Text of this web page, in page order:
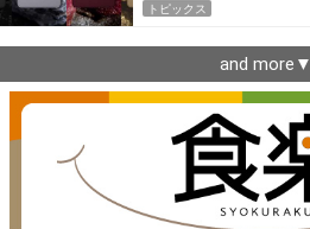
トピックス
and more▼